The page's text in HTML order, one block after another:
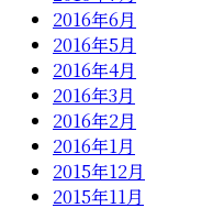
2016年6月
2016年5月
2016年4月
2016年3月
2016年2月
2016年1月
2015年12月
2015年11月